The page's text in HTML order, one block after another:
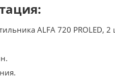
ALFA 720 PROLED, 2